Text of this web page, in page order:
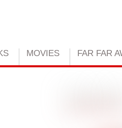
MOVIES FAR FAR